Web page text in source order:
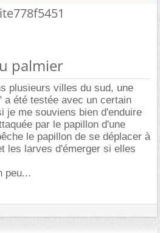
palmier
plusieurs villes du sud, une
a été testée avec un certain
je me souviens bien d'enduire
par le papillon d'une
le papillon de se déplacer à
les larves d'émerger si elles
peu...